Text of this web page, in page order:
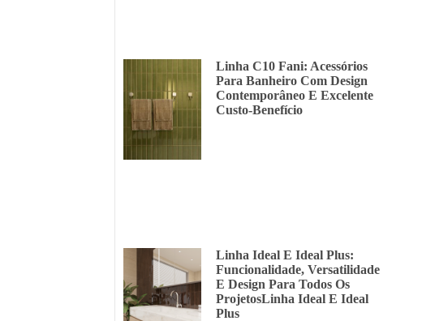
Linha C10 Fani: Acessórios
Para Banheiro Com Design
Contemporâneo E Excelente
Custo-Benefício
Linha Ideal E Ideal Plus:
Funcionalidade, Versatilidade
E Design Para Todos Os
ProjetosLinha Ideal E Ideal
Plus